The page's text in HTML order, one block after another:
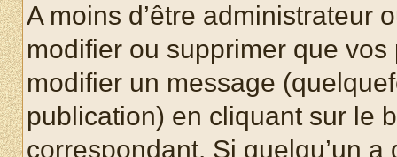
A moins d’être administrateur
modifier ou supprimer que
modifier un message
publication) en cliquant sur le
correspondant. Si quelqu’un